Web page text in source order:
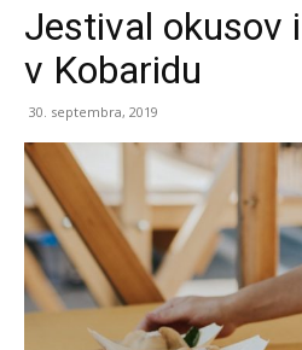
Jestival okusov
v Kobaridu
30. septembra, 2019